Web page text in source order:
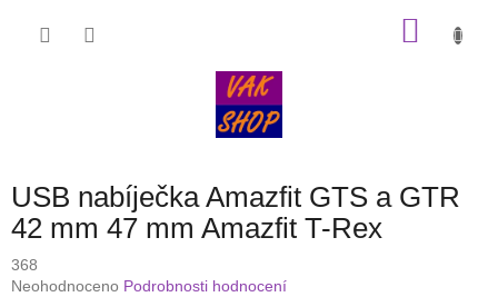
USB nabíječka Amazfit GTS a GTR
42 mm 47 mm Amazfit T-Rex
368
Průměrné
Neohodnoceno Podrobnosti hodnocení